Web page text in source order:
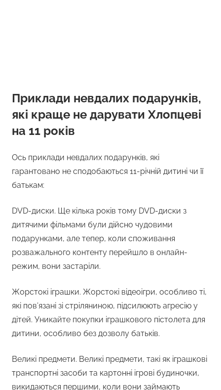
Приклади невдалих подарунків,
які краще не дарувати Хлопцеві
на 11 років
Ось приклади невдалих подарунків, які
гарантовано не сподобаються 11-річній дитині чи її
батькам:
DVD-диски. Ще кілька років тому DVD-диски з
дитячими фільмами були дійсно чудовими
подарунками, але тепер, коли споживання
розважального контенту перейшло в онлайн-
режим, вони застаріли.
Жорстокі іграшки. Жорстокі відеоігри, особливо ті,
які пов’язані зі стріляниною, підсилюють агресію у
дітей. Уникайте покупки іграшкового пістолета для
дитини, особливо без дозволу батьків.
Великі предмети. Великі предмети, такі як іграшкові
транспортні засоби та картонні ігрові будиночки,
викидаються першими, коли вони займають